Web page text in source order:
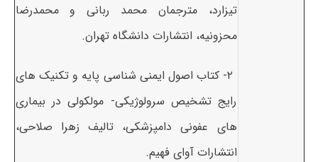
تیزارد، مترجمان محمد ربانی و محمدرضا
محزونیه، انتشارات دانشگاه تهران.
۲- کتاب اصول ایمنی شناسی پایه و تکنیک های
رایج تشخیص سرولوژیکی- مولکولی در بیماری
های عفونی دامپزشکی، تالیف زهرا صلاحی،
انتشارات آوای فهیم.